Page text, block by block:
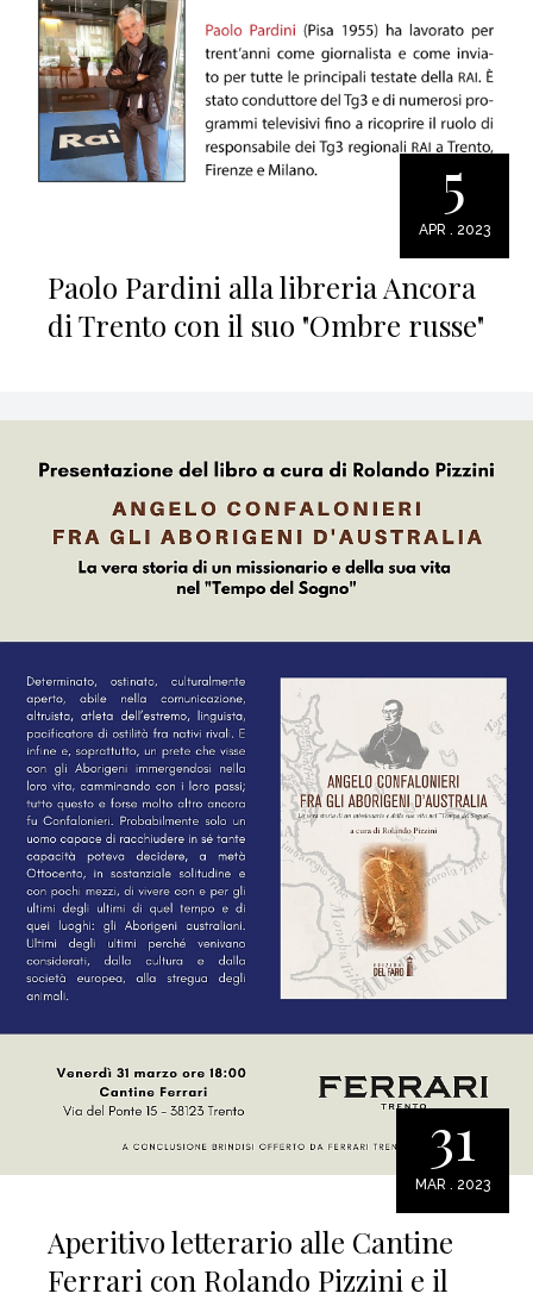
5
APR . 2023
Paolo Pardini alla libreria Ancora
di Trento con il suo "Ombre russe"
31
MAR . 2023
Aperitivo letterario alle Cantine
Ferrari con Rolando Pizzini e il